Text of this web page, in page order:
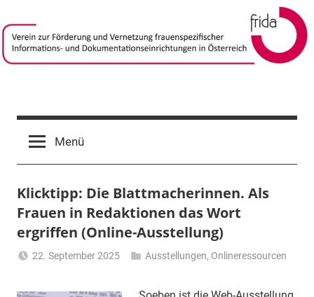
Inhalt
springen
frida-
verein
Förderung
frauenspezifischer
Informations-
Dokumentationseinrichtungen
in
Menü
Klicktipp: Die Blattmacherinnen. Als
Frauen in Redaktionen das Wort
ergriffen (Online-Ausstellung)
22. September 2025
Gerhalter
Ausstellungen, Onlineressourcen